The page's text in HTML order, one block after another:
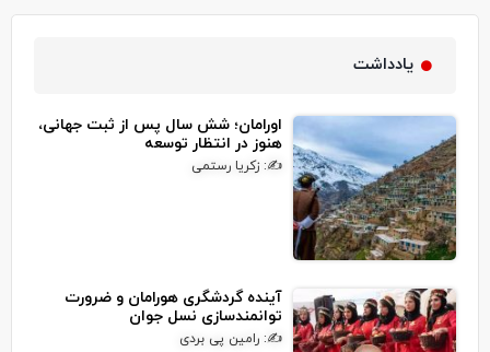
یادداشت
اورامان؛ شش سال پس از ثبت جهانی،
هنوز در انتظار توسعه
✍: زکریا رستمی
آینده گردشگری هورامان و ضرورت
توانمندسازی نسل جوان
✍: رامین پی بردی